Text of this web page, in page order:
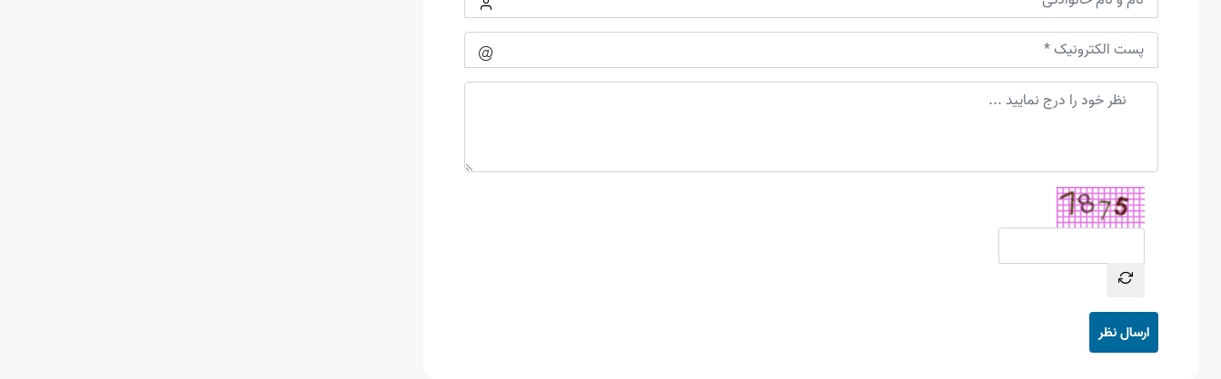
ارسال نظر